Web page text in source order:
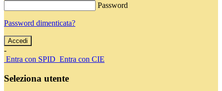
Password
Password dimenticata?
-
Entra con SPID Entra con CIE
Seleziona utente